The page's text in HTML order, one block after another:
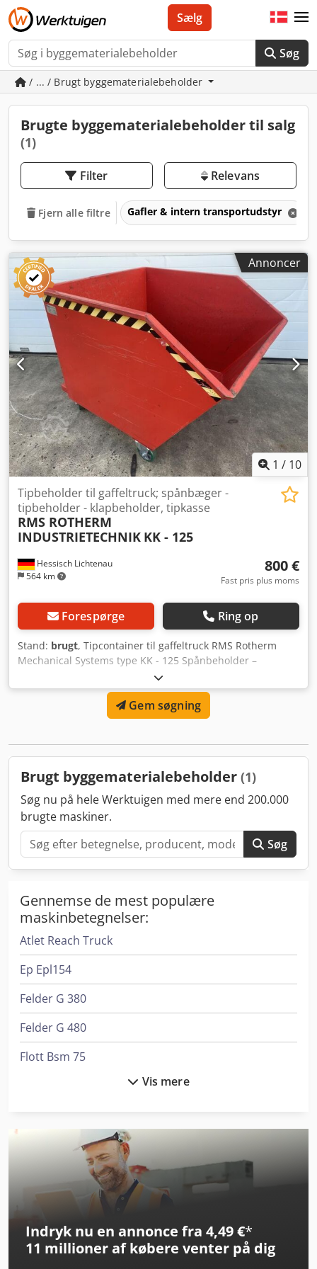
Søg
Sælg
/ ... / Brugt byggematerialebeholder
Brugte byggematerialebeholder til salg
(1)
Filter Relevans
Fjern alle filtre Gafler & intern transportudstyr
Annoncer
1 / 10
Hessisch Lichtenau
564 km
Tipbeholder til gaffeltruck; spånbæger -
tipbeholder - klapbeholder, tipkasse
RMS ROTHERM
INDUSTRIETECHNIK KK - 125
800 €
Fast pris plus moms
Forespørge Ring op
Stand: brugt, Tipcontainer til gaffeltruck RMS Rotherm
Mechanical Systems type KK - 125 Spånbeholder –
tipbeholder – klapcontainer Fabrikationsnr.: 84477
Byggeår: 2011 Bæreevne: maks. 2000 kg Volumen: ca. 1 m³
Indkøringslommer: 200 x 60 mm Gaffelafstand
indvendig/udvendig: 505/900 mm - Manuel låsemekanisme
tyngdekraft - 4 stk. polyurethanhjul Ø 160 mm, 2 drejelige -
Aexpqzzekpekr Egenvægt: 195 kg Bredde: 1130 mm Dybde:
1570 mm Beholderhøjde: 880 mm Bygge­højde med
chassis: 1190 mm God stand Velegnet til indsamling,
opbevaring og overførsel af værdifulde materialer
Gem søgning
Brugt byggematerialebeholder (1)
Søg nu på hele Werktuigen med mere end 200.000
brugte maskiner.
Søg
Gennemse de mest populære
maskinbetegnelser:
Atlet Reach Truck
Ep Epl154
Felder G 380
Felder G 480
Flott Bsm 75
Index Ms40-6
Linde Reach Truck
Vis mere
Indryk nu en annonce fra 4,49 €*
11 millioner af købere venter på dig